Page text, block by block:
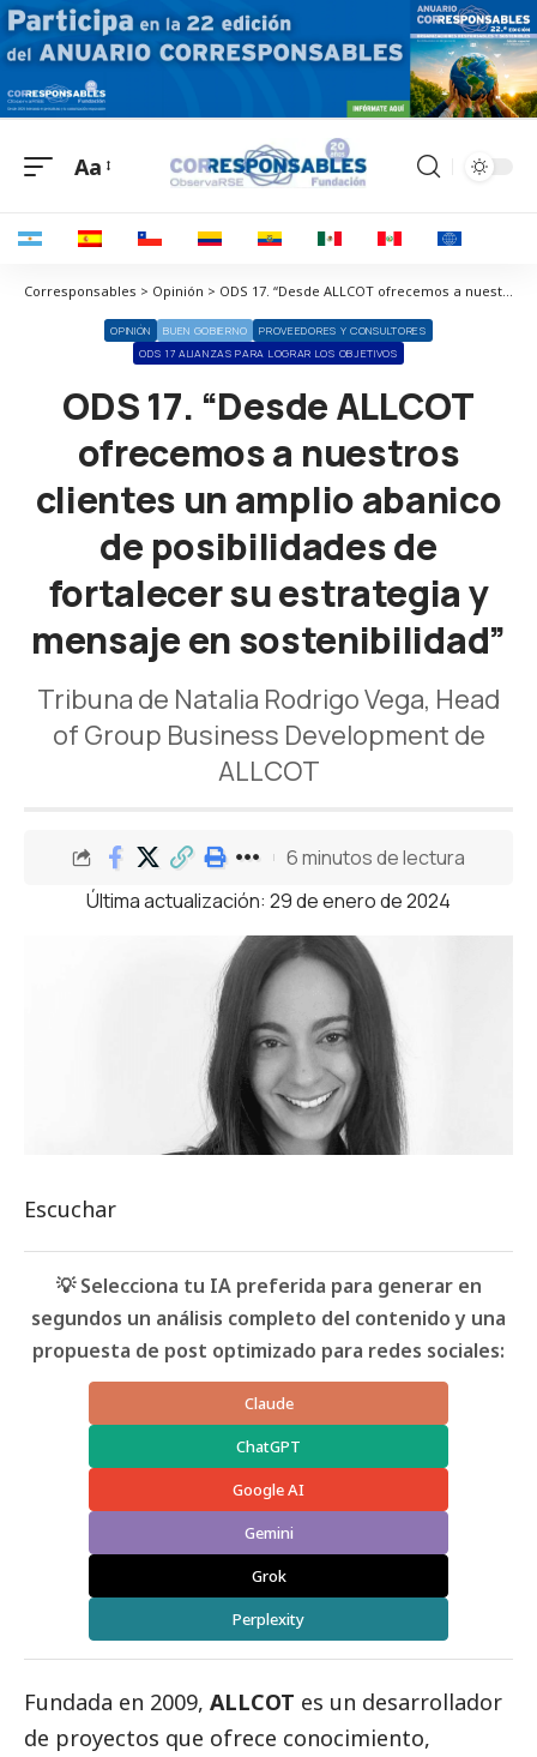
Aa
Corresponsables > Opinión > ODS 17. “Desde ALLCOT ofrecemos a nuestros clientes un amplio abanico de posibilidades de fortalecer su estrategia y mensaje en sostenibilidad”
OPINIÓN BUEN GOBIERNO
PROVEEDORES Y CONSULTORES
ODS 17 ALIANZAS PARA LOGRAR LOS OBJETIVOS
ODS 17. “Desde ALLCOT
ofrecemos a nuestros
clientes un amplio abanico
de posibilidades de
fortalecer su estrategia y
mensaje en sostenibilidad”
Tribuna de Natalia Rodrigo Vega, Head
of Group Business Development de
ALLCOT
Última actualización: 29 de enero de 2024
6 minutos de lectura
Escuchar
💡 Selecciona tu IA preferida para generar en
segundos un análisis completo del contenido y una
propuesta de post optimizado para redes sociales:
Claude
ChatGPT
Google AI
Gemini
Grok
Perplexity
Fundada en 2009, ALLCOT es un desarrollador
de proyectos que ofrece conocimiento,